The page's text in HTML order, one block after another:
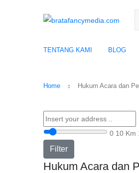
TENTANG KAMI BLOG
Home Hukum Acara dan
0 10 Km
Filter
Hukum Acara dan